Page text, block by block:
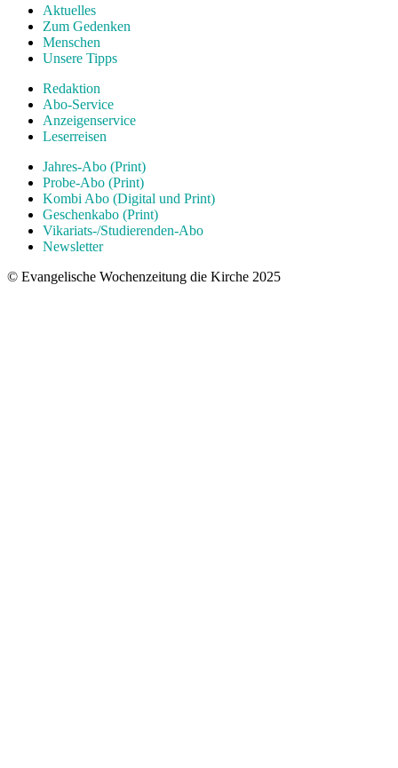
Aktuelles
Zum Gedenken
Menschen
Unsere Tipps
Redaktion
Abo-Service
Anzeigenservice
Leserreisen
Jahres-Abo (Print)
Probe-Abo (Print)
Kombi Abo (Digital und Print)
Geschenkabo (Print)
Vikariats-/Studierenden-Abo
Newsletter
© Evangelische Wochenzeitung die Kirche 2025